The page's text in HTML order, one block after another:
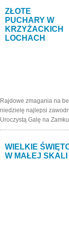
ZŁOTE
PUCHARY W
KRZYŻACKICH
LOCHACH
Rajdowe zmagania na
niedzielę najlepsi
Uroczystą Galę na
WIELKIE
W MAŁEJ SKALI